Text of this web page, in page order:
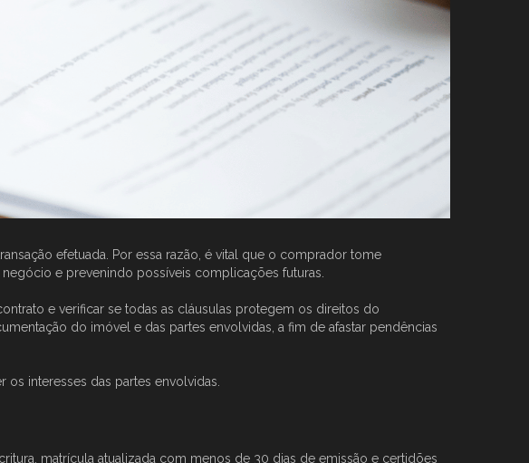
efetuada. Por essa razão, é vital que o comprador tome
e prevenindo possíveis complicações futuras.
e verificar se todas as cláusulas protegem os direitos do
do imóvel e das partes envolvidas, a fim de afastar pendências
interesses das partes envolvidas.
matrícula atualizada com menos de 30 dias de emissão e certidões